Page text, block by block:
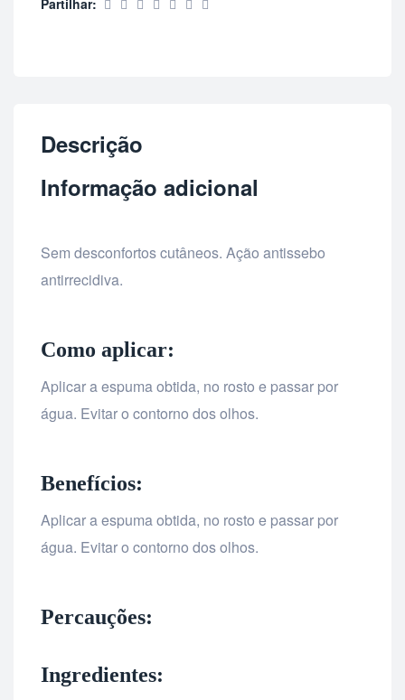
Partilhar:
Descrição
Informação adicional
Sem desconfortos cutâneos. Ação antissebo
antirrecidiva.
Como aplicar:
Aplicar a espuma obtida, no rosto e passar por
água. Evitar o contorno dos olhos.
Benefícios:
Aplicar a espuma obtida, no rosto e passar por
água. Evitar o contorno dos olhos.
Percauções:
Ingredientes: